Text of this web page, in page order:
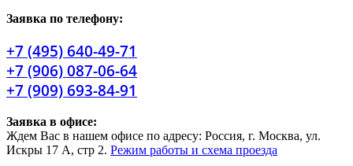
Заявка по телефону:
+7 (495) 640-49-71
+7 (906) 087-06-64
+7 (909) 693-84-91
Заявка в офисе:
Ждем Вас в нашем офисе по адресу: Россия, г. Москва, ул.
Искры 17 А, стр 2. Режим работы и схема проезда